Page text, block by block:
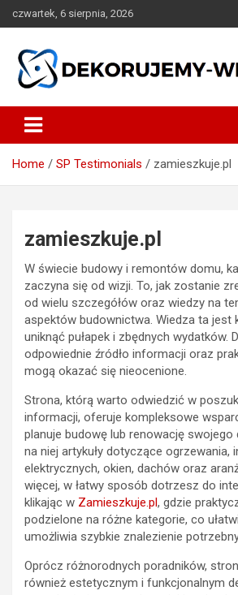
to
czwartek, 6 sierpnia, 2026
dekorujemy-
Home SP Testimonials zamieszkuje.pl
zamieszkuje.pl
W świecie budowy i remontów domu,
zaczyna się od wizji. To, jak zostanie
od wielu szczegółów oraz wiedzy na
aspektów budownictwa. Wiedza ta jest
uniknąć pułapek i zbędnych wydatków.
odpowiednie źródło informacji oraz
mogą okazać się nieocenione.
Strona, którą warto odwiedzić w
informacji, oferuje kompleksowe
planuje budowę lub renowację swojego
na niej artykuły dotyczące ogrzewania,
elektrycznych, okien, dachów oraz
więcej, w łatwy sposób dotrzesz do
klikając w Zamieszkuje.pl , gdzie
podzielone na różne kategorie, co
umożliwia szybkie znalezienie
Oprócz różnorodnych poradników,
również estetycznym i funkcjonalnym